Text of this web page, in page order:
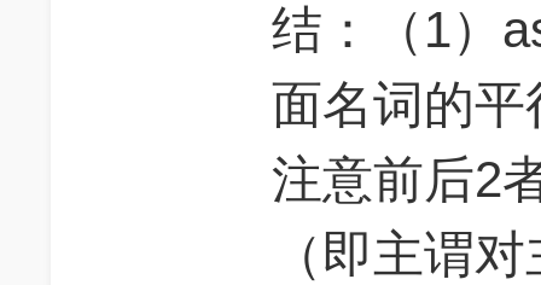
结：（1）
面名词的
注意前后2
（即主谓